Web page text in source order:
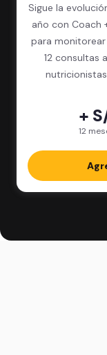
Sigue la
año con Coach
para
12 consultas
+
12